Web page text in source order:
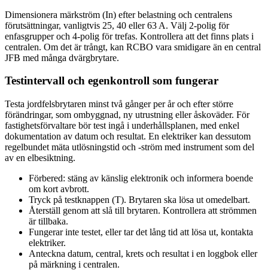
Dimensionera märkström (In) efter belastning och centralens
förutsättningar, vanligtvis 25, 40 eller 63 A. Välj 2-polig för
enfasgrupper och 4-polig för trefas. Kontrollera att det finns plats i
centralen. Om det är trångt, kan RCBO vara smidigare än en central
JFB med många dvärgbrytare.
Testintervall och egenkontroll som fungerar
Testa jordfelsbrytaren minst två gånger per år och efter större
förändringar, som ombyggnad, ny utrustning eller åskoväder. För
fastighetsförvaltare bör test ingå i underhållsplanen, med enkel
dokumentation av datum och resultat. En elektriker kan dessutom
regelbundet mäta utlösningstid och -ström med instrument som del
av en elbesiktning.
Förbered: stäng av känslig elektronik och informera boende
om kort avbrott.
Tryck på testknappen (T). Brytaren ska lösa ut omedelbart.
Återställ genom att slå till brytaren. Kontrollera att strömmen
är tillbaka.
Fungerar inte testet, eller tar det lång tid att lösa ut, kontakta
elektriker.
Anteckna datum, central, krets och resultat i en loggbok eller
på märkning i centralen.